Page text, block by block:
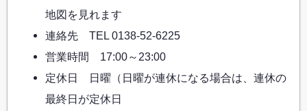
地図を見れます
連絡先 TEL 0138-52-6225
営業時間 17:00～23:00
定休日 日曜（日曜が連休になる場合は、連休の
最終日が定休日